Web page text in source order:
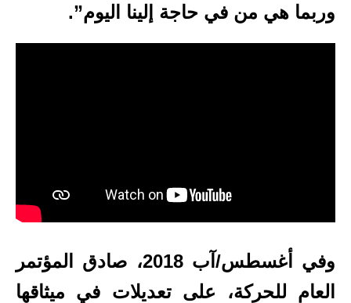
وربما هي من في حاجة إلينا اليوم”.
وفي أغسطس/آب 2018، صادق المؤتمر
العام للحركة، على تعديلات في ميثاقها